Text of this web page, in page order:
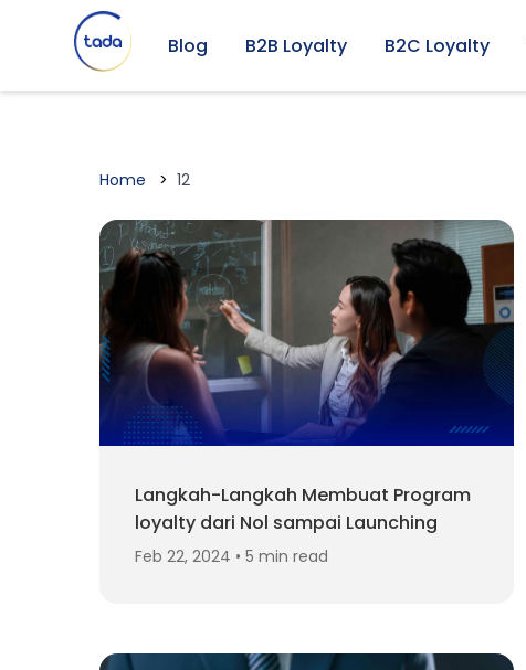
Blog B2B Loyalty B2C Loyalty
Home 12
Langkah-Langkah Membuat Program
loyalty dari Nol sampai Launching
Feb 22, 2024 • 5 min read